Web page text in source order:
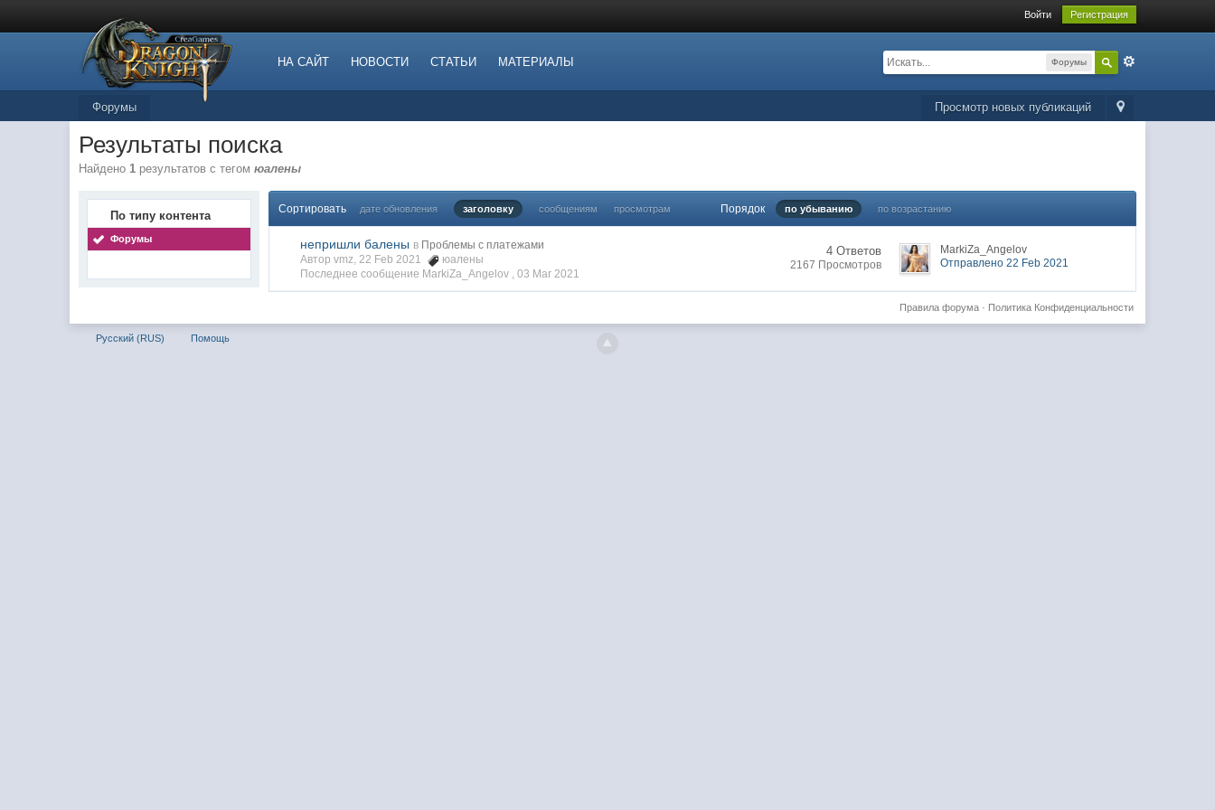
Войти Регистрация
НА САЙТ НОВОСТИ СТАТЬИ МАТЕРИАЛЫ Форумы
Просмотр новых публикаций
Форумы
Результаты поиска
Найдено1 результатов с тегомюалены
По типу контента
Форумы
Сортировать дате обновления заголовку сообщениям просмотрам Порядок по убыванию по возрастанию
непришли балены в Проблемы с платежами
Автор vmz, 22 Feb 2021
юалены
Последнее сообщение MarkiZa_Angelov ,03 Mar 2021
4 Ответов
2167 Просмотров
MarkiZa_Angelov
Отправлено 22 Feb 2021
Политика Конфиденциальности
Правила форума·
Русский (RUS) Помощь